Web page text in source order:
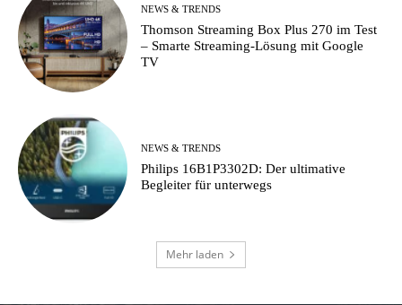
NEWS & TRENDS
Thomson Streaming Box Plus 270 im Test
– Smarte Streaming-Lösung mit Google
TV
NEWS & TRENDS
Philips 16B1P3302D: Der ultimative
Begleiter für unterwegs
Mehr laden